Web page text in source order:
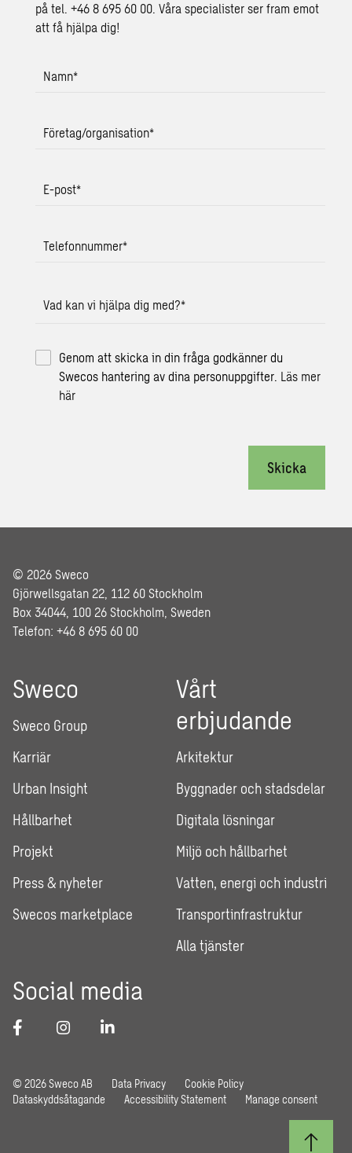
på tel. +46 8 695 60 00. Våra specialister ser fram emot
att få hjälpa dig!
Namn*
Företag/organisation*
E-post*
Telefonnummer*
Vad kan vi hjälpa dig med?*
Genom att skicka in din fråga godkänner du
Swecos hantering av dina personuppgifter. Läs mer
här
Skicka
© 2026 Sweco
Gjörwellsgatan 22, 112 60 Stockholm
Box 34044, 100 26 Stockholm, Sweden
Telefon: +46 8 695 60 00
Sweco
Sweco Group
Karriär
Urban Insight
Hållbarhet
Projekt
Press & nyheter
Swecos marketplace
Vårt
erbjudande
Arkitektur
Byggnader och stadsdelar
Digitala lösningar
Miljö och hållbarhet
Vatten, energi och industri
Transportinfrastruktur
Alla tjänster
Social media
© 2026 Sweco AB Data Privacy
Cookie Policy
Dataskyddsåtagande
Accessibility Statement Manage consent